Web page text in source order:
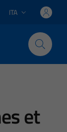
Lingua attiva:
ITA
et